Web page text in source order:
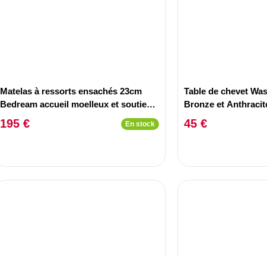
Matelas à ressorts ensachés 23cm
Bedream accueil moelleux et soutien
ferme 140x190cm
195 € En stock
Table de chevet
Bronze et
45 €